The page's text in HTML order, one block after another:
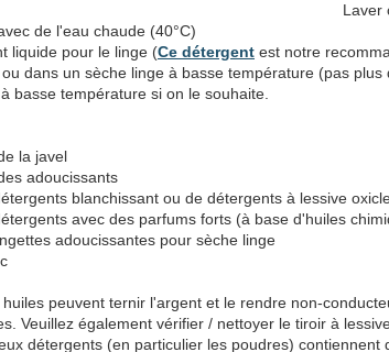
Laver
de l'eau chaude (40°C)
liquide pour le linge (Ce détergent est notre
dans un sèche linge à basse température (pas plus
basse température si on le souhaite.
la javel
adoucissants
blanchissant ou de détergents à lessive
avec des parfums forts (à base d'huiles
adoucissantes pour sèche linge
peuvent ternir l'argent et le rendre non-
Veuillez également vérifier / nettoyer le tiroir à
détergents (en particulier les poudres)